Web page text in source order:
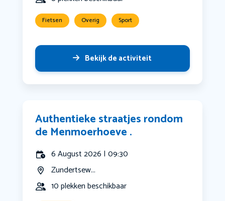
Fietsen Overig Sport
Bekijk de activiteit
Authentieke straatjes rondom
de Menmoerhoeve .
6 August 2026 | 09:30
Zundertsew...
10 plekken beschikbaar